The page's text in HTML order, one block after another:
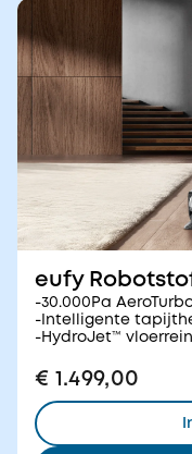
eufy
-30.000Pa
-Intelligente
-HydroJet™
€ 1.499,00